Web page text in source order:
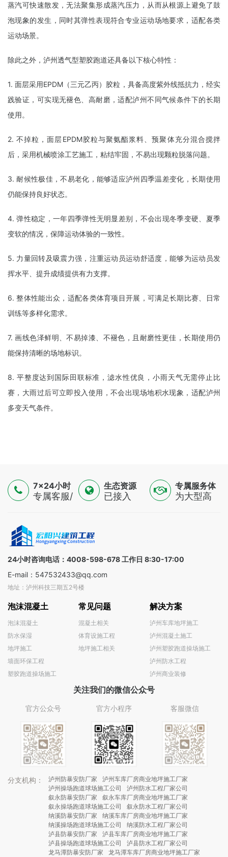
蒸汽可快速散发，无法聚集形成蒸汽压力，从而从根源上避免了鼓
泡现象的发生，同时其弹性表现符合专业运动场地要求，适配各类
运动场景。
除此之外，泸州透气型塑胶跑道还具备以下核心特性：
1. 面层采用EPDM（三元乙丙）胶粒，具备高度紫外线抵抗力，经实
践验证，可实现无褪色、高耐磨，适配泸州不同气候条件下的长期
使用。
2. 不掉粒，面层EPDM胶粒与聚氨酯浆料、预聚体充分混合搅拌
后，采用机械喷涂工艺施工，粘结牢固，不易出现颗粒脱落问题。
3. 耐候性极佳，不易老化，能够适应泸州四季温差变化，长期使用
仍能保持良好状态。
4. 弹性稳定，一年四季弹性无明显差别，不会出现冬季变硬、夏季
变软的情况，保障运动体验的一致性。
5. 力量回转及吸震力强，注重运动员运动舒适度，能够为运动员发
挥水平、提升成绩提供有力支撑。
6. 整体性能出众，适配各类体育项目开展，可满足长期比赛、日常
训练等多样化需求。
7. 画线色泽鲜明、不易掉漆、不褪色，且耐磨性更佳，长期使用仍
能保持清晰的场地标识。
8. 平整度达到国际田联标准，滤水性优良，小雨天气无需停止比
赛，大雨过后可立即投入使用，不会出现场地积水现象，适配泸州
多变天气条件。
7×24小时
服务
专属客服/
三线支持
生态资源
已接入
专属服务体
验
为大型高
24小时咨询电话：4008-598-678 工作日 8:30-17:00
E-mail：547532433@qq.com
地址：泸州科技三期五2号楼
泡沫混凝土
泡沫混凝土
防水保湿
地坪施工
墙面环保工程
塑胶跑道操场施工
常见问题
混凝土相关
体育设施工程
地坪施工相关
解决方案
泸州车库地坪施工
泸州混凝土施工
泸州塑胶跑道操场施工
泸州防水工程
泸州商业装修
关注我们的微信公众号
官方公众号 官方小程序 客服微信
分支机构： 泸州防暴安防厂家
泸州车库厂房商业地坪施工厂家
泸州操场跑道球场施工公司
泸州防水工程厂家公司
叙永防暴安防厂家
叙永车库厂房商业地坪施工厂家
叙永操场跑道球场施工公司
叙永防水工程厂家公司
纳溪防暴安防厂家
纳溪车库厂房商业地坪施工厂家
纳溪操场跑道球场施工公司
纳溪防水工程厂家公司
泸县防暴安防厂家
泸县车库厂房商业地坪施工厂家
泸县操场跑道球场施工公司
泸县防水工程厂家公司
龙马潭防暴安防厂家
龙马潭车库厂房商业地坪施工厂家